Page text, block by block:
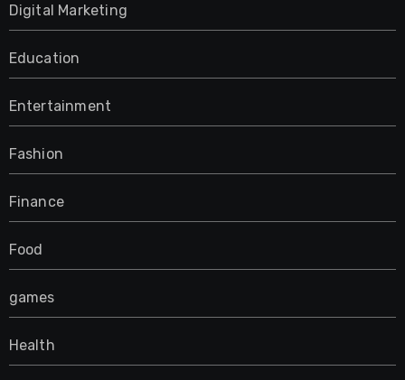
Digital Marketing
Education
Entertainment
Fashion
Finance
Food
games
Health